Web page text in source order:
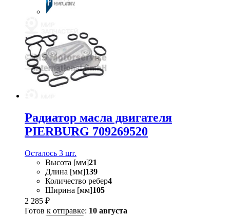
Радиатор масла двигателя
PIERBURG 709269520
Осталось 3 шт.
Высота [мм]21
Длина [мм]139
Количество ребер4
Ширина [мм]105
2 285 ₽
Готов к отправке: 10 августа